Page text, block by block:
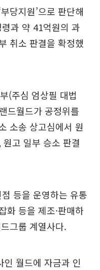
당지원’으로 판단해
과 약 41억원의 과
취소 판결을 확정했
(주심 엄상필 대법
드월드가 공정위를
소송 상고심에서 원
고 일부 승소 판결
등을 운영하는 유통
화 등을 제조·판매하
그룹 계열사다.
월드에 자금과 인